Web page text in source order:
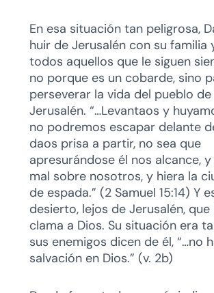
En esa situación tan peligrosa,
huir de Jerusalén con su familia
todos aquellos que le siguen
no porque es un cobarde, sino
perseverar la vida del pueblo de
Jerusalén. “…Levantaos y
no podremos escapar delante
daos prisa a partir, no sea que
apresurándose él nos alcance,
mal sobre nosotros, y hiera la
de espada.” (2 Samuel 15:14) Y
desierto, lejos de Jerusalén, que
clama a Dios. Su situación era
sus enemigos dicen de él, “…no
salvación en Dios.” (v. 2b)